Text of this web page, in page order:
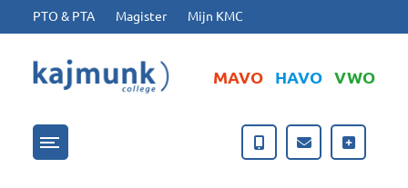
Ga naar hoofdinhoud
Ga naar footer
PTO & PTA Magister Mijn KMC
MAVO HAVO VWO
Menu openen/sluiten